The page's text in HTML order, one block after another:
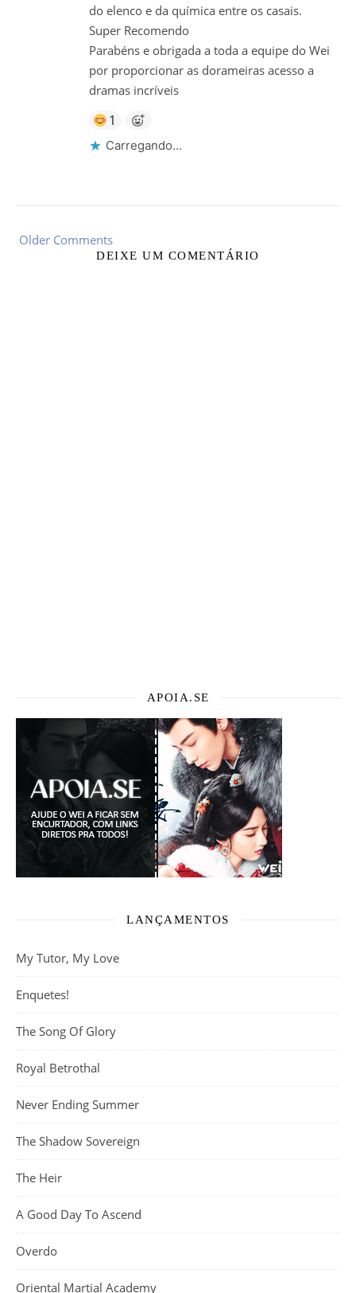
do elenco e da química entre os casais.
Super Recomendo
Parabéns e obrigada a toda a equipe do Wei
por proporcionar as dorameiras acesso a
dramas incríveis
1
Carregando...
Older Comments
DEIXE UM COMENTÁRIO
APOIA.SE
LANÇAMENTOS
My Tutor, My Love
Enquetes!
The Song Of Glory
Royal Betrothal
Never Ending Summer
The Shadow Sovereign
The Heir
A Good Day To Ascend
Overdo
Oriental Martial Academy